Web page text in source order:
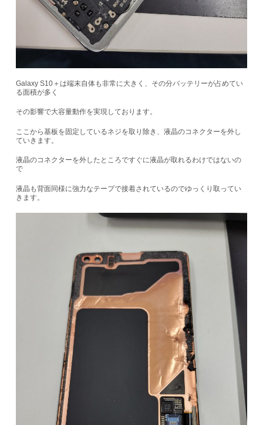
Galaxy S10＋は端末自体も非常に大きく、その分バッテリーが占めてい
る面積が多く
その影響で大容量動作を実現しております。
ここから基板を固定しているネジを取り除き、液晶のコネクターを外し
ていきます。
液晶のコネクターを外したところですぐに液晶が取れるわけではないの
で
液晶も背面同様に強力なテープで接着されているのでゆっくり取ってい
きます。